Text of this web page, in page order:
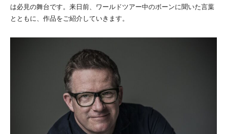
は必見の舞台です。来日前、ワールドツアー中のボーンに聞いた言葉
とともに、作品をご紹介していきます。